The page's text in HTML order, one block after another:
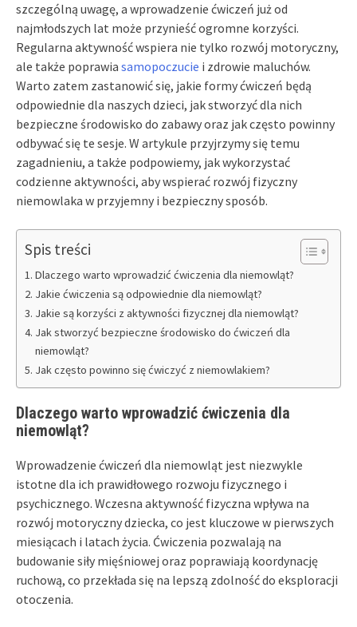
szczególną uwagę, a wprowadzenie ćwiczeń już od
najmłodszych lat może przynieść ogromne korzyści.
Regularna aktywność wspiera nie tylko rozwój motoryczny,
ale także poprawia samopoczucie i zdrowie maluchów.
Warto zatem zastanowić się, jakie formy ćwiczeń będą
odpowiednie dla naszych dzieci, jak stworzyć dla nich
bezpieczne środowisko do zabawy oraz jak często powinny
odbywać się te sesje. W artykule przyjrzymy się temu
zagadnieniu, a także podpowiemy, jak wykorzystać
codzienne aktywności, aby wspierać rozwój fizyczny
niemowlaka w przyjemny i bezpieczny sposób.
Spis treści
Dlaczego warto wprowadzić ćwiczenia dla niemowląt?
Jakie ćwiczenia są odpowiednie dla niemowląt?
Jakie są korzyści z aktywności fizycznej dla niemowląt?
Jak stworzyć bezpieczne środowisko do ćwiczeń dla
niemowląt?
Jak często powinno się ćwiczyć z niemowlakiem?
Dlaczego warto wprowadzić ćwiczenia dla
niemowląt?
Wprowadzenie ćwiczeń dla niemowląt jest niezwykle
istotne dla ich prawidłowego rozwoju fizycznego i
psychicznego. Wczesna aktywność fizyczna wpływa na
rozwój motoryczny dziecka, co jest kluczowe w pierwszych
miesiącach i latach życia. Ćwiczenia pozwalają na
budowanie siły mięśniowej oraz poprawiają koordynację
ruchową, co przekłada się na lepszą zdolność do eksploracji
otoczenia.